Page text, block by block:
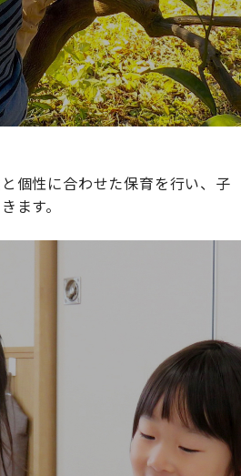
個性に合わせた保育を行い、子
ます。